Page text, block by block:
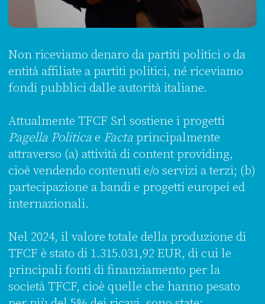
Non riceviamo denaro da partiti politici o da
entità affiliate a partiti politici, né riceviamo
fondi pubblici dalle autorità italiane.
Attualmente TFCF Srl sostiene i progetti
Pagella Politicae Facta principalmente
attraverso (a) attività di content providing,
cioè vendendo contenuti e/o servizi a terzi; (b)
partecipazione a bandi e progetti europei ed
internazionali.
Nel 2024, il valore totale della produzione di
TFCF è stato di 1.315.031,92 EUR, di cui le
principali fonti di finanziamento per la
società TFCF, cioè quelle che hanno pesato